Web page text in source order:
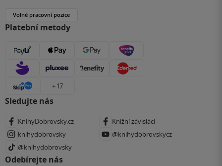
Volné pracovní pozice
Platební metody
+ 17
Sledujte nás
KnihyDobrovsky.cz
Knižní závisláci
knihydobrovsky
@knihydobrovskycz
@knihydobrovsky
Odebírejte nás